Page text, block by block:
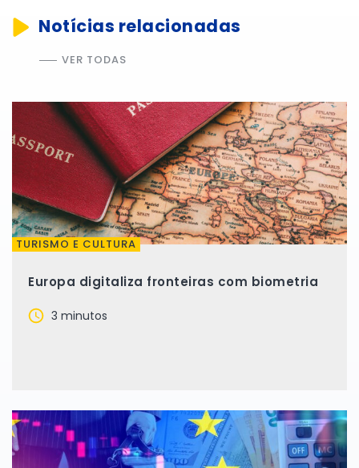
Notícias relacionadas
VER TODAS
TURISMO E CULTURA
Europa digitaliza fronteiras com biometria
3 minutos